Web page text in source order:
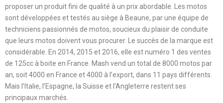
proposer un produit fini de qualité à un prix abordable. Les motos
sont développées et testés au siège à Beaune, par une équipe de
techniciens passionnés de motos, soucieux du plaisir de conduite
que leurs motos doivent vous procurer. Le succès de la marque est
considérable. En 2014, 2015 et 2016, elle est numéro 1 des ventes
de 125cc à boite en France. Mash vend un total de 8000 motos par
an, soit 4000 en France et 4000 à l’export, dans 11 pays différents.
Mais l’Italie, l’Espagne, la Suisse et l’Angleterre restent ses
principaux marchés.